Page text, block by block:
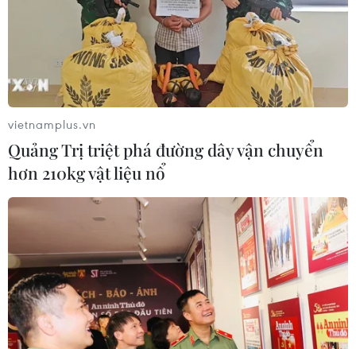
VietnamPlus tổ chức cuộc thi sáng tạo
bản tin bằng nhạc rap
30/01/2015 08:42
Cuộc thi “Rap News Contest” được tổ chức nhằm
khuyến khích giới trẻ thể hiện sự sáng tạo của mình
thông qua các bản tin thời sự bằng nhạc rap.
vietnamplus.vn
Quảng Trị triệt phá đường dây vận chuyển
hơn 210kg vật liệu nổ